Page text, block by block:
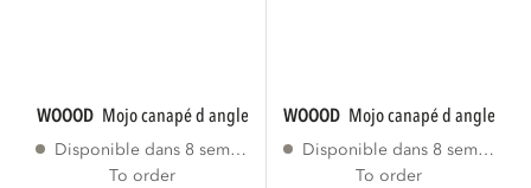
WOOOD mojo canapé d angle gauche tissu...
Disponible dans 8 semaines
To order
WOOOD mojo canapé d angle
Disponible dans 8 semaines
To order